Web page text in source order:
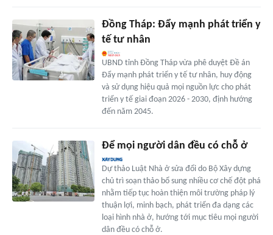
Đồng Tháp: Đẩy mạnh phát triển y
tế tư nhân
UBND tỉnh Đồng Tháp vừa phê duyệt Đề án
Đẩy mạnh phát triển y tế tư nhân, huy động
và sử dụng hiệu quả mọi nguồn lực cho phát
triển y tế giai đoạn 2026 - 2030, định hướng
đến năm 2045.
Để mọi người dân đều có chỗ ở
Dự thảo Luật Nhà ở sửa đổi do Bộ Xây dựng
chủ trì soạn thảo bổ sung nhiều cơ chế đột phá
nhằm tiếp tục hoàn thiện môi trường pháp lý
thuận lợi, minh bạch, phát triển đa dạng các
loại hình nhà ở, hướng tới mục tiêu mọi người
dân đều có chỗ ở.